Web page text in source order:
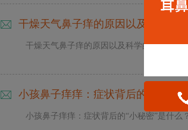
干燥天气鼻子痒的原因以及科学的
干燥天气鼻子痒的原因以及科学的应对方
小孩鼻子痒痒：症状背后的“小秘密
小孩鼻子痒痒：症状背后的“小秘密”是什么